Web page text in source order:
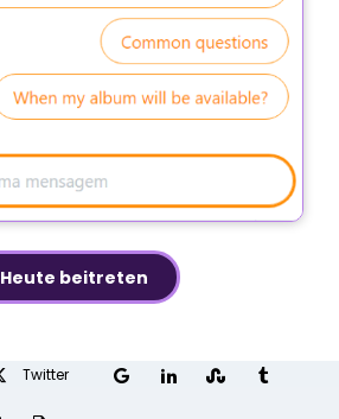
Heute beitreten
Twitter Google+LinkedInStumbleUpon
Tumblr